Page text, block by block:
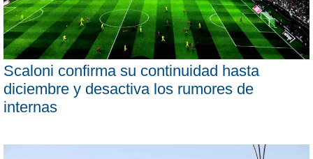
Scaloni confirma su continuidad hasta
diciembre y desactiva los rumores de
internas